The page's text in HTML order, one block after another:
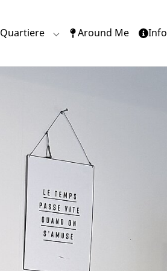
Quartiere(current)
Submenu for "Quartiere"
Around Me Info